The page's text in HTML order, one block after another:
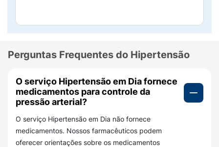
Perguntas Frequentes do Hipertensão
O serviço Hipertensão em Dia fornece
medicamentos para controle da
pressão arterial?
O serviço Hipertensão em Dia não fornece
medicamentos. Nossos farmacêuticos podem
oferecer orientações sobre os medicamentos